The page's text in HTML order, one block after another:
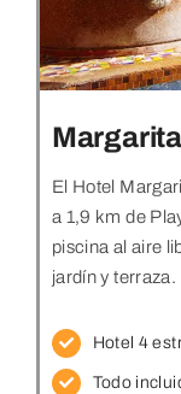
El Hotel
a 1,9 km de
piscina al aire
jardín y terraza.
Hotel 4
Todo